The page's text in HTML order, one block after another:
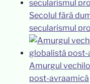
Secolul fără
secularismul
Amurgul
post-avraamică